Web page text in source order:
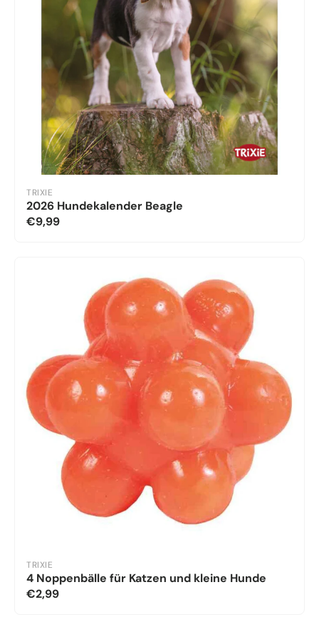
TRIXIE
2026 Hundekalender Beagle
€9,99
TRIXIE
4 Noppenbälle für Katzen und kleine Hunde
€2,99